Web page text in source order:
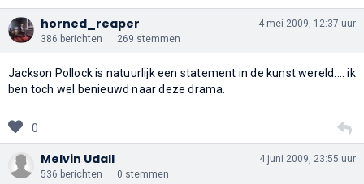
horned_reaper
386 berichten 269 stemmen
4 mei 2009, 12:37 uur
Jackson Pollock is natuurlijk een statement in de kunst wereld.... ik
ben toch wel benieuwd naar deze drama.
0
Melvin Udall
536 berichten 0 stemmen
4 juni 2009, 23:55 uur